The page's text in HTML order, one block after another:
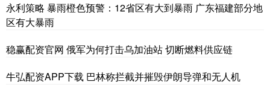
永利策略 暴雨橙色预警：12省区有大到暴雨 广东福建部分地
区有大暴雨
稳赢配资官网 俄军为何打击乌加油站 切断燃料供应链
牛弘配资APP下载 巴林称拦截并摧毁伊朗导弹和无人机